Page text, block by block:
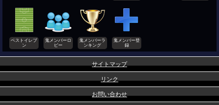
ベストイレブ
ン
鬼メンバーロ
ビー
鬼メンバーラ
ンキング
鬼メンバー登
録
サイトマップ
リンク
お問い合わせ